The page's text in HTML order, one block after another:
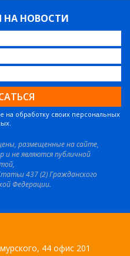
НА НОВОСТИ
на обработку своих персональных
размещенные на сайте,
и не являются публичной
437 (2) Гражданского
Федерации.
44 офис 201